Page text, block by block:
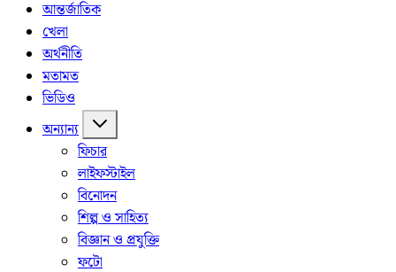
আন্তর্জাতিক
খেলা
অর্থনীতি
মতামত
ভিডিও
অন্যান্য
ফিচার
লাইফস্টাইল
বিনোদন
শিল্প ও সাহিত্য
বিজ্ঞান ও প্রযুক্তি
ফটো